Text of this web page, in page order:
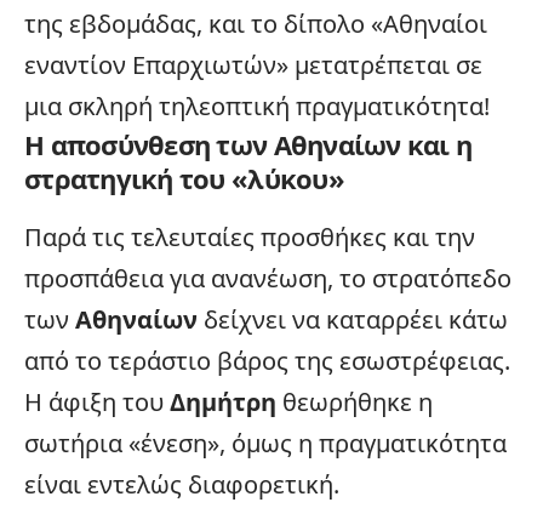
της εβδομάδας, και το δίπολο «Αθηναίοι
εναντίον Επαρχιωτών» μετατρέπεται σε
μια σκληρή τηλεοπτική πραγματικότητα!
Η αποσύνθεση των Αθηναίων και η
στρατηγική του «λύκου»
Παρά τις τελευταίες προσθήκες και την
προσπάθεια για ανανέωση, το στρατόπεδο
των Αθηναίων δείχνει να καταρρέει κάτω
από το τεράστιο βάρος της εσωστρέφειας.
Η άφιξη τουΔημήτρη θεωρήθηκε η
σωτήρια «ένεση», όμως η πραγματικότητα
είναι εντελώς διαφορετική.